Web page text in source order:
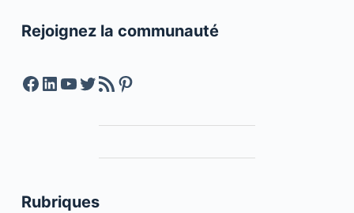
Rejoignez la communauté
Facebook
LinkedIn
YouTube
Twitter
Feed RSSPinterest
Rubriques